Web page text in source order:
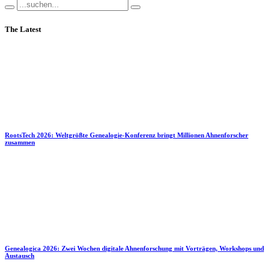
The Latest
RootsTech 2026: Weltgrößte Genealogie-Konferenz bringt Millionen Ahnenforscher
zusammen
Genealogica 2026: Zwei Wochen digitale Ahnenforschung mit Vorträgen, Workshops und
Austausch